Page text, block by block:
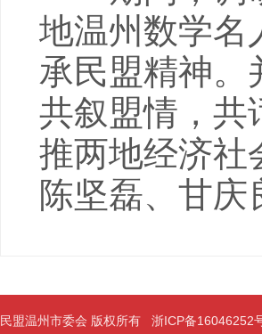
地温州数学名
承民盟精神。
共叙盟情，共
推两地经济社
陈坚磊、甘
民盟温州市委会 版权所有 浙ICP备16046252